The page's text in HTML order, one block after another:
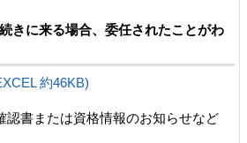
きに来る場合、委任されたことがわ
約46KB)
書または資格情報のお知らせなど